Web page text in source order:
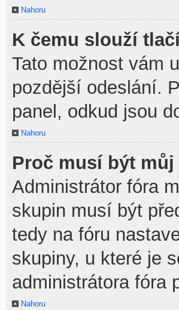
Nahoru
K čemu slouží
Tato možnost vám
pozdější odeslání.
panel, odkud jsou
Nahoru
Proč musí být
Administrátor fóra
skupin musí být
tedy na fóru
skupiny, u které je
administrátora fóra
Nahoru